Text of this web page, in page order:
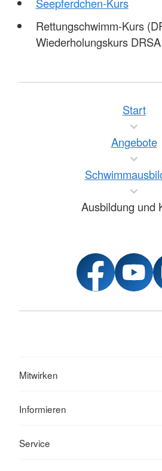
Rettungschwimm-Kurs
Wiederholungskurs DRSA
Start
Angebote
Ausbildung und
Mitwirken
Informieren
Service